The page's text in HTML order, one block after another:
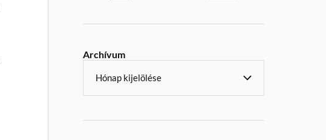
Archívum